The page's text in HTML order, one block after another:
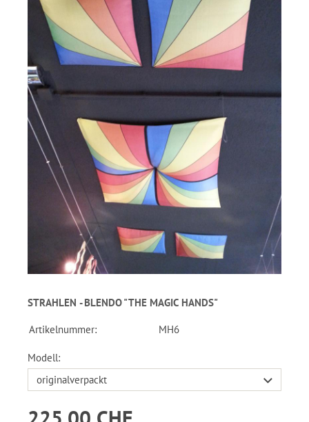
STRAHLEN - BLENDO "THE MAGIC HANDS"
Artikelnummer: MH6
Modell: